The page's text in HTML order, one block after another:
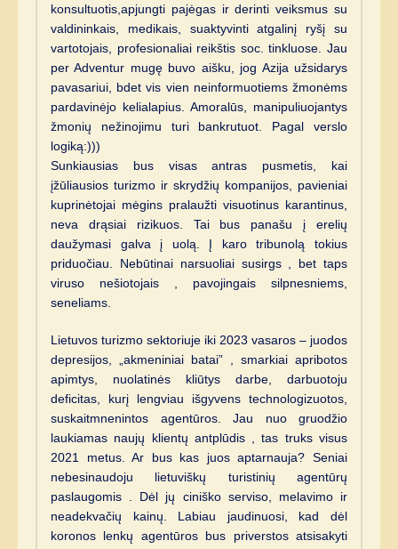
konsultuotis,apjungti pajėgas ir derinti veiksmus su
valdininkais, medikais, suaktyvinti atgalinį ryšį su
vartotojais, profesionaliai reikštis soc. tinkluose. Jau
per Adventur mugę buvo aišku, jog Azija užsidarys
pavasariui, bdet vis vien neinformuotiems žmonėms
pardavinėjo kelialapius. Amoralūs, manipuliuojantys
žmonių nežinojimu turi bankrutuot. Pagal verslo
logiką:)))
Sunkiausias bus visas antras pusmetis, kai
įžūliausios turizmo ir skrydžių kompanijos, pavieniai
kuprinėtojai mėgins pralaužti visuotinus karantinus,
neva drąsiai rizikuos. Tai bus panašu į erelių
daužymasi galva į uolą. Į karo tribunolą tokius
priduočiau. Nebūtinai narsuoliai susirgs , bet taps
viruso nešiotojais , pavojingais silpnesniems,
seneliams.
Lietuvos turizmo sektoriuje iki 2023 vasaros – juodos
depresijos, „akmeniniai batai” , smarkiai apribotos
apimtys, nuolatinės kliūtys darbe, darbuotoju
deficitas, kurį lengviau išgyvens technologizuotos,
suskaitmnenintos agentūros. Jau nuo gruodžio
laukiamas naujų klientų antplūdis , tas truks visus
2021 metus. Ar bus kas juos aptarnauja? Seniai
nebesinaudoju lietuviškų turistinių agentūrų
paslaugomis . Dėl jų ciniško serviso, melavimo ir
neadekvačių kainų. Labiau jaudinuosi, kad dėl
koronos lenkų agentūros bus priverstos atsisakyti